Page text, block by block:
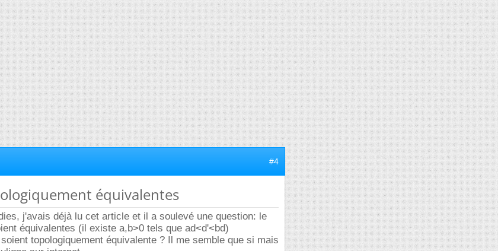
#4
équivalentes
j'avais déjà lu cet article et il a soulevé une question: le
équivalentes (il existe a,b>0 tels que ad<d'<bd)
topologiquement équivalente ? Il me semble que si mais